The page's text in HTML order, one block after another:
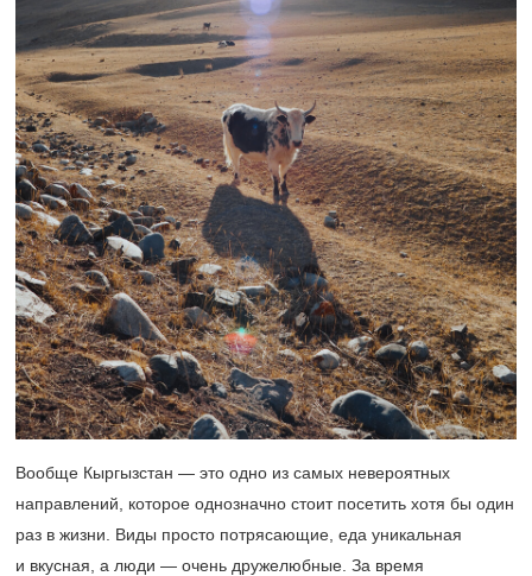
Вообще Кыргызстан — это одно из самых невероятных
направлений, которое однозначно стоит посетить хотя бы один
раз в жизни. Виды просто потрясающие, еда уникальная
и вкусная, а люди — очень дружелюбные. За время